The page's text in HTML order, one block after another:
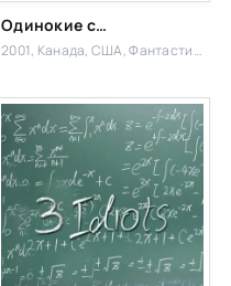
Одинокие стрелки
2001, Канада, США,Фантастика,